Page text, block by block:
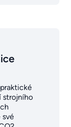
strojního
své